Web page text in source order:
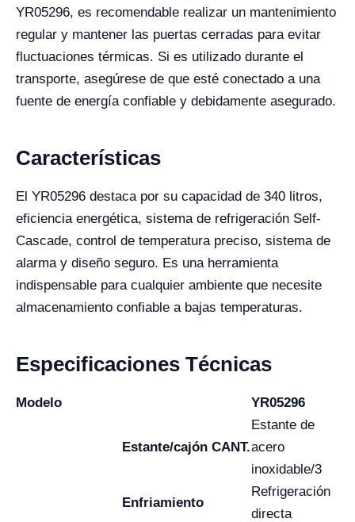
YR05296, es recomendable realizar un mantenimiento
regular y mantener las puertas cerradas para evitar
fluctuaciones térmicas. Si es utilizado durante el
transporte, asegúrese de que esté conectado a una
fuente de energía confiable y debidamente asegurado.
Características
El YR05296 destaca por su capacidad de 340 litros,
eficiencia energética, sistema de refrigeración Self-
Cascade, control de temperatura preciso, sistema de
alarma y diseño seguro. Es una herramienta
indispensable para cualquier ambiente que necesite
almacenamiento confiable a bajas temperaturas.
Especificaciones Técnicas
Modelo YR05296
Estante/cajón CANT.
Estante de
acero
inoxidable/3
Enfriamiento
Refrigeración
directa